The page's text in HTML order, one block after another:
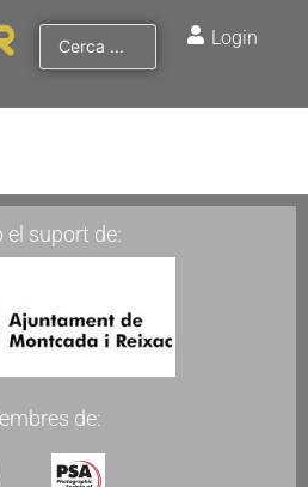
Login
el suport de:
de: